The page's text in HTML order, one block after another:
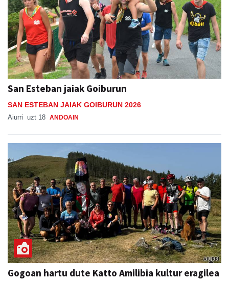
San Esteban jaiak Goiburun
SAN ESTEBAN JAIAK GOIBURUN 2026
Aiurri uzt 18 ANDOAIN
Gogoan hartu dute Katto Amilibia kultur eragilea